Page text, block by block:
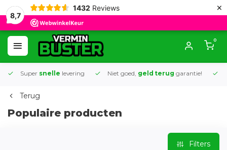
8,7
1432 Reviews ×
0
Super snelle levering Niet goed, geld terug garantie!
Terug
Populaire producten
Filters